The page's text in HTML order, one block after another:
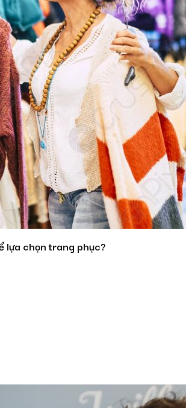
lựa chọn trang phục?